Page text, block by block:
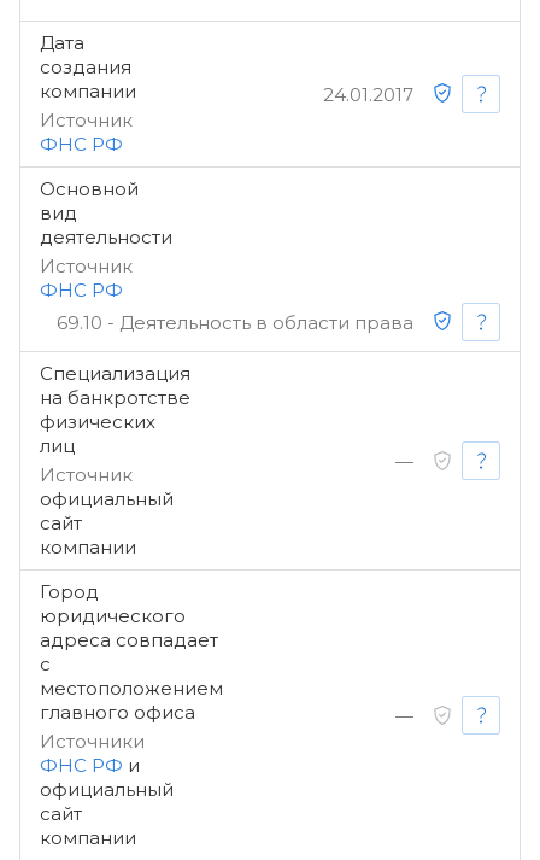
Дата
создания
компании
Источник
ФНС РФ
24.01.2017
Основной
вид
деятельности
Источник
ФНС РФ
69.10 - Деятельность в области права
Специализация
на банкротстве
физических
лиц
Источник
официальный
сайт
компании
—
Город
юридического
адреса совпадает
с
местоположением
главного офиса
Источники
ФНС РФ и
официальный
сайт
компании
—